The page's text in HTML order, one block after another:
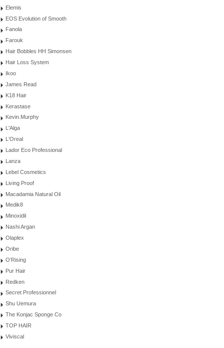
Elemis
EOS Evolution of Smooth
Fanola
Farouk
Hair Bobbles HH Simonsen
Hair Loss System
Ikoo
James Read
K18 Hair
Kerastase
Kevin.Murphy
L'Alga
L'Oreal
Lador Eco Professional
Lanza
Lebel Cosmetics
Living Proof
Macadamia Natural Oil
Medik8
Minoxidil
Nashi Argan
Olaplex
Oribe
O’Rising
Pur Hair
Redken
Secret Professionnel
Shu Uemura
The Konjac Sponge Co
TOP HAIR
Viviscal